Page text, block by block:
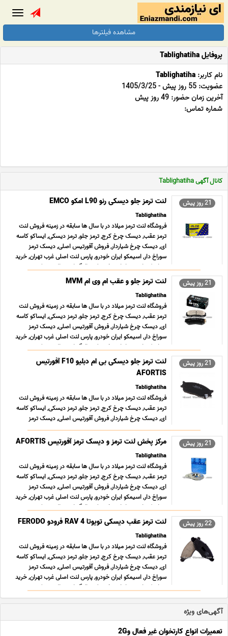
مشاهده فیلترها
پروفایل Tablighatiha
نام کاربر: Tablighatiha
عضویت: 55 روز پیش - 1405/3/25
آخرین زمان حضور: 49 روز پیش
شماره تماس:
کانال آگهی Tablighatiha
21 روز پیش لنت ترمز جلو دیسکی رنو L90 امکو EMCO
Tablighatiha
فروشگاه لنت ترمز میلاد در با سال ها سابقه در زمینه فروش لنت
ترمز عقب, دیسک چرخ کرج, ترمز جلو, ترمز دیسکی, ایساکو کاسه
ای, دیسک چرخ شیاردار, فروش آفورتیس اصلی, دیسک ترمز
سوراخ دار, اسیمکو ایران خودرو, پارس لنت اصلی غرب تهران, خرید
جهان کی ام سی ارزان, پخش لنت الیگ اورجینال, دیسک چ ... ...
21 روز پیش لنت ترمز جلو و عقب ام وی ام MVM
Tablighatiha
فروشگاه لنت ترمز میلاد در با سال ها سابقه در زمینه فروش لنت
ترمز عقب, دیسک چرخ کرج, ترمز جلو, ترمز دیسکی, ایساکو کاسه
ای, دیسک چرخ شیاردار, فروش آفورتیس اصلی, دیسک ترمز
سوراخ دار, اسیمکو ایران خودرو, پارس لنت اصلی غرب تهران, خرید
جهان کی ام سی ارزان, پخش لنت الیگ اورجینال, دیسک چ ... ...
21 روز پیش
لنت ترمز جلو دیسکی بی ام دبلیو F10 آفورتیس
AFORTIS
Tablighatiha
فروشگاه لنت ترمز میلاد در با سال ها سابقه در زمینه فروش لنت
ترمز عقب, دیسک چرخ کرج, ترمز جلو, ترمز دیسکی, ایساکو کاسه
ای, دیسک چرخ شیاردار, فروش آفورتیس اصلی, دیسک ترمز
سوراخ دار, اسیمکو ایران خودرو, پارس لنت اصلی غرب تهران, خرید
جهان کی ام سی ارزان, پخش لنت الیگ اورجینال, دیسک چ ... ...
21 روز پیش مرکز پخش لنت ترمز و دیسک ترمز آفورتیس AFORTIS
Tablighatiha
فروشگاه لنت ترمز میلاد در با سال ها سابقه در زمینه فروش لنت
ترمز عقب, دیسک چرخ کرج, ترمز جلو, ترمز دیسکی, ایساکو کاسه
ای, دیسک چرخ شیاردار, فروش آفورتیس اصلی, دیسک ترمز
سوراخ دار, اسیمکو ایران خودرو, پارس لنت اصلی غرب تهران, خرید
جهان کی ام سی ارزان, پخش لنت الیگ اورجینال, دیسک چ ... ...
22 روز پیش لنت ترمز عقب دیسکی تویوتا RAV 4 فرودو FERODO
Tablighatiha
فروشگاه لنت ترمز میلاد در با سال ها سابقه در زمینه فروش لنت
ترمز عقب, دیسک چرخ کرج, ترمز جلو, ترمز دیسکی, ایساکو کاسه
ای, دیسک چرخ شیاردار, فروش آفورتیس اصلی, دیسک ترمز
سوراخ دار, اسیمکو ایران خودرو, پارس لنت اصلی غرب تهران, خرید
جهان کی ام سی ارزان, پخش لنت الیگ اورجینال, دیسک چ ... ...
آگهی‌های ویژه
تعمیرات انواع کارتخوان غیر فعال و2G